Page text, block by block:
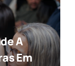
A
Em